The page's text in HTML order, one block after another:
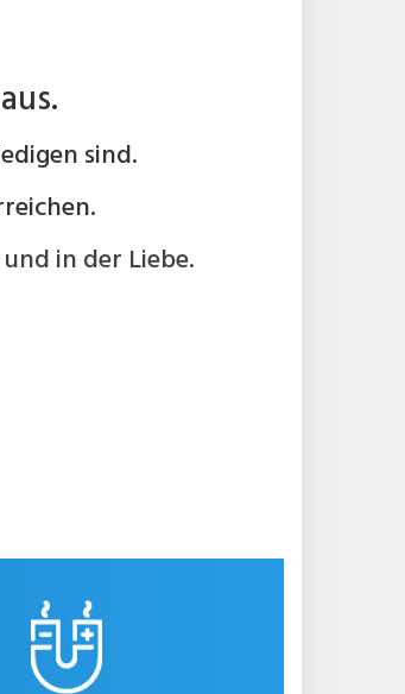
sind.
in der Liebe.